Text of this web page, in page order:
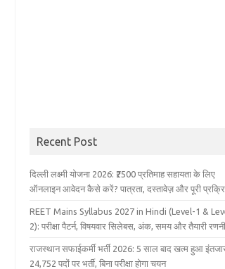
Recent Post
दिल्ली लक्ष्मी योजना 2026: ₹2500 प्रतिमाह सहायता के लिए
ऑनलाइन आवेदन कैसे करें? पात्रता, दस्तावेज़ और पूरी
REET Mains Syllabus 2027 in Hindi (Level-1 &
2): परीक्षा पैटर्न, विषयवार सिलेबस, अंक, समय और तैयारी
राजस्थान सफाईकर्मी भर्ती 2026: 5 साल बाद खत्म हुआ
24,752 पदों पर भर्ती, बिना परीक्षा होगा चयन